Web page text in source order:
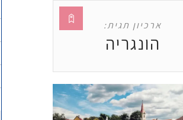
ארכיון תגית:
הונגריה